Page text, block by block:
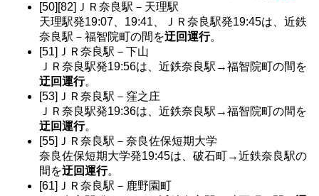
[50][82]ＪＲ奈良駅－天理駅
天理駅発19:07、19:41、ＪＲ奈良駅発19:45は、近鉄
奈良駅－福智院町の間を迂回運行。
[51]ＪＲ奈良駅－下山
ＪＲ奈良駅発19:56は、近鉄奈良駅→福智院町の間を
迂回運行。
[53]ＪＲ奈良駅－窪之庄
ＪＲ奈良駅発19:36は、近鉄奈良駅→福智院町の間を
迂回運行。
[55]ＪＲ奈良駅－奈良佐保短期大学
奈良佐保短期大学発19:45は、破石町→近鉄奈良駅の
間を迂回運行。
[61]ＪＲ奈良駅－鹿野園町